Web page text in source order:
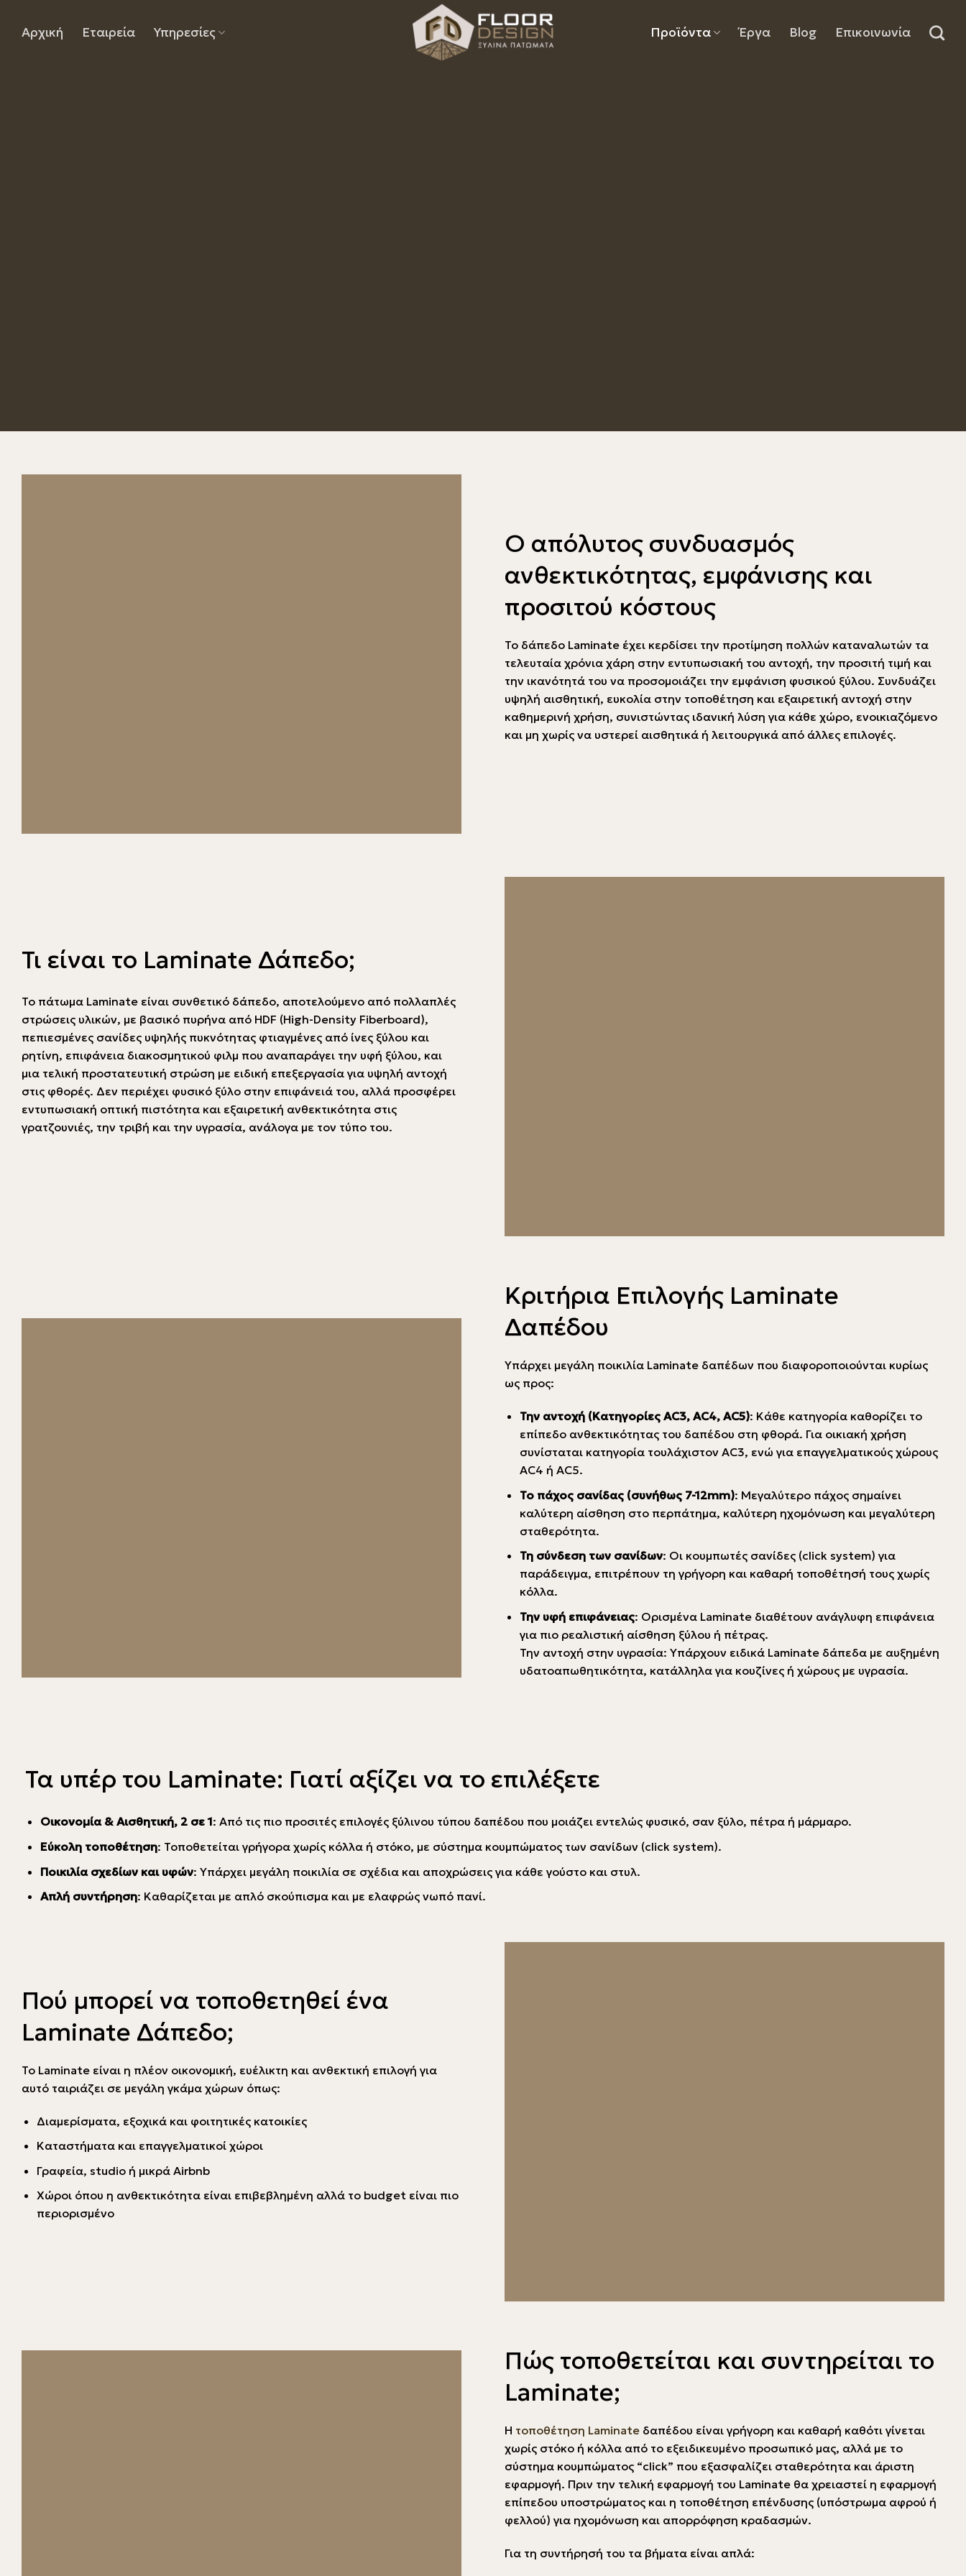
Αρχική Εταιρεία Υπηρεσίες Προϊόντα Έργα Blog Επικοινωνία
Ο απόλυτος συνδυασμός
ανθεκτικότητας, εμφάνισης και
προσιτού κόστους
Το δάπεδο Laminate έχει κερδίσει την προτίμηση πολλών καταναλωτών τα
τελευταία χρόνια χάρη στην εντυπωσιακή του αντοχή, την προσιτή τιμή και
την ικανότητά του να προσομοιάζει την εμφάνιση φυσικού ξύλου. Συνδυάζει
υψηλή αισθητική, ευκολία στην τοποθέτηση και εξαιρετική αντοχή στην
καθημερινή χρήση, συνιστώντας ιδανική λύση για κάθε χώρο, ενοικιαζόμενο
και μη χωρίς να υστερεί αισθητικά ή λειτουργικά από άλλες επιλογές.
Τι είναι το Laminate Δάπεδο;
Το πάτωμα Laminate είναι συνθετικό δάπεδο, αποτελούμενο από πολλαπλές
στρώσεις υλικών, με βασικό πυρήνα από HDF (High-Density Fiberboard),
πεπιεσμένες σανίδες υψηλής πυκνότητας φτιαγμένες από ίνες ξύλου και
ρητίνη, επιφάνεια διακοσμητικού φιλμ που αναπαράγει την υφή ξύλου, και
μια τελική προστατευτική στρώση με ειδική επεξεργασία για υψηλή αντοχή
στις φθορές. Δεν περιέχει φυσικό ξύλο στην επιφάνειά του, αλλά προσφέρει
εντυπωσιακή οπτική πιστότητα και εξαιρετική ανθεκτικότητα στις
γρατζουνιές, την τριβή και την υγρασία, ανάλογα με τον τύπο του.
Κριτήρια Επιλογής Laminate
Δαπέδου
Υπάρχει μεγάλη ποικιλία Laminate δαπέδων που διαφοροποιούνται κυρίως
ως προς:
Την αντοχή (Κατηγορίες AC3, AC4, AC5): Κάθε κατηγορία καθορίζει το
επίπεδο ανθεκτικότητας του δαπέδου στη φθορά. Για οικιακή χρήση
συνίσταται κατηγορία τουλάχιστον AC3, ενώ για επαγγελματικούς χώρους
AC4 ή AC5.
Το πάχος σανίδας (συνήθως 7-12mm): Μεγαλύτερο πάχος σημαίνει
καλύτερη αίσθηση στο περπάτημα, καλύτερη ηχομόνωση και μεγαλύτερη
σταθερότητα.
Τη σύνδεση των σανίδων: Οι κουμπωτές σανίδες (click system) για
παράδειγμα, επιτρέπουν τη γρήγορη και καθαρή τοποθέτησή τους χωρίς
κόλλα.
Την υφή επιφάνειας: Ορισμένα Laminate διαθέτουν ανάγλυφη επιφάνεια
για πιο ρεαλιστική αίσθηση ξύλου ή πέτρας.
Την αντοχή στην υγρασία: Υπάρχουν ειδικά Laminate δάπεδα με αυξημένη
υδατoαπωθητικότητα, κατάλληλα για κουζίνες ή χώρους με υγρασία.
Τα υπέρ του Laminate: Γιατί αξίζει να το επιλέξετε
Οικονομία & Αισθητική, 2 σε 1: Από τις πιο προσιτές επιλογές ξύλινου τύπου δαπέδου που μοιάζει εντελώς φυσικό, σαν ξύλο, πέτρα ή μάρμαρο.
Εύκολη τοποθέτηση: Τοποθετείται γρήγορα χωρίς κόλλα ή στόκο, με σύστημα κουμπώματος των σανίδων (click system).
Ποικιλία σχεδίων και υφών: Υπάρχει μεγάλη ποικιλία σε σχέδια και αποχρώσεις για κάθε γούστο και στυλ.
Απλή συντήρηση: Καθαρίζεται με απλό σκούπισμα και με ελαφρώς νωπό πανί.
Πού μπορεί να τοποθετηθεί ένα
Laminate Δάπεδο;
Το Laminate είναι η πλέον οικονομική, ευέλικτη και ανθεκτική επιλογή για
αυτό ταιριάζει σε μεγάλη γκάμα χώρων όπως:
Διαμερίσματα, εξοχικά και φοιτητικές κατοικίες
Καταστήματα και επαγγελματικοί χώροι
Γραφεία, studio ή μικρά Airbnb
Χώροι όπου η ανθεκτικότητα είναι επιβεβλημένη αλλά το budget είναι πιο
περιορισμένο
Πώς τοποθετείται και συντηρείται το
Laminate;
Η τοποθέτηση Laminate δαπέδου είναι γρήγορη και καθαρή καθότι γίνεται
χωρίς στόκο ή κόλλα από το εξειδικευμένο προσωπικό μας, αλλά με το
σύστημα κουμπώματος “click” που εξασφαλίζει σταθερότητα και άριστη
εφαρμογή. Πριν την τελική εφαρμογή του Laminate θα χρειαστεί η εφαρμογή
επίπεδου υποστρώματος και η τοποθέτηση επένδυσης (υπόστρωμα αφρού ή
φελλού) για ηχομόνωση και απορρόφηση κραδασμών.
Για τη συντήρησή του τα βήματα είναι απλά: